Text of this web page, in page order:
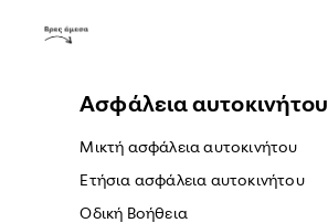
Ασφάλεια αυτοκινήτου
Μικτή ασφάλεια αυτοκινήτου
Ετήσια ασφάλεια αυτοκινήτου
Οδική Βοήθεια